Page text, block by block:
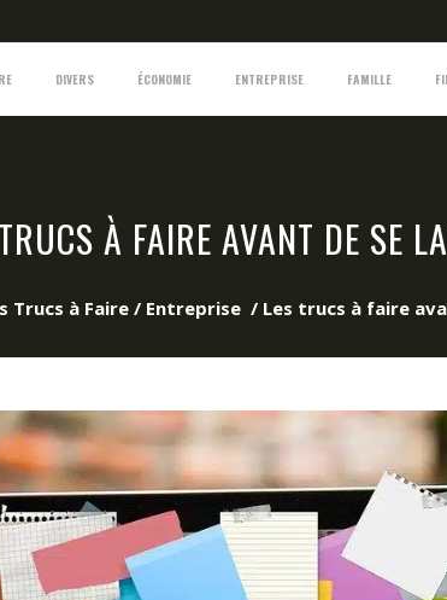
DIVERS ÉCONOMIE ENTREPRISE FAMILLE
À FAIRE AVANT DE SE
Trucs à Faire/ Entreprise / Les trucs à faire